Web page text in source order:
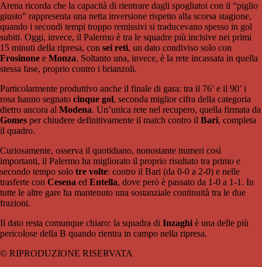
Arena ricorda che la capacità di rientrare dagli spogliatoi con il “piglio
giusto” rappresenta una netta inversione rispetto alla scorsa stagione,
quando i secondi tempi troppo remissivi si traducevano spesso in gol
subiti. Oggi, invece, il Palermo è tra le squadre più incisive nei primi
15 minuti della ripresa, con sei reti, un dato condiviso solo con
Frosinone e Monza. Soltanto una, invece, è la rete incassata in quella
stessa fase, proprio contro i brianzoli.
Particolarmente produttivo anche il finale di gara: tra il 76’ e il 90’ i
rosa hanno segnato cinque gol, seconda miglior cifra della categoria
dietro ancora al Modena. Un’unica rete nel recupero, quella firmata da
Gomes per chiudere definitivamente il match contro il Bari, completa
il quadro.
Curiosamente, osserva il quotidiano, nonostante numeri così
importanti, il Palermo ha migliorato il proprio risultato tra primo e
secondo tempo solo tre volte: contro il Bari (da 0-0 a 2-0) e nelle
trasferte con Cesena ed Entella, dove però è passato da 1-0 a 1-1. In
tutte le altre gare ha mantenuto una sostanziale continuità tra le due
frazioni.
Il dato resta comunque chiaro: la squadra di Inzaghi è una delle più
pericolose della B quando rientra in campo nella ripresa.
© RIPRODUZIONE RISERVATA